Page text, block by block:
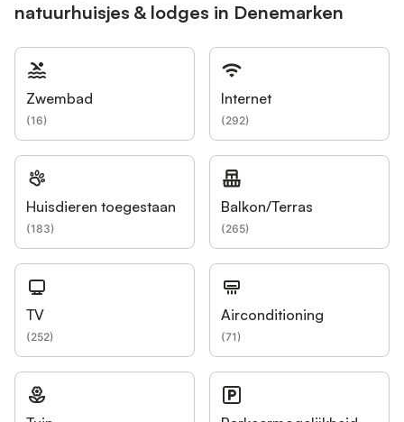
natuurhuisjes & lodges in Denemarken
Zwembad
(16)
Internet
(292)
Huisdieren toegestaan
(183)
Balkon/Terras
(265)
TV
(252)
Airconditioning
(71)